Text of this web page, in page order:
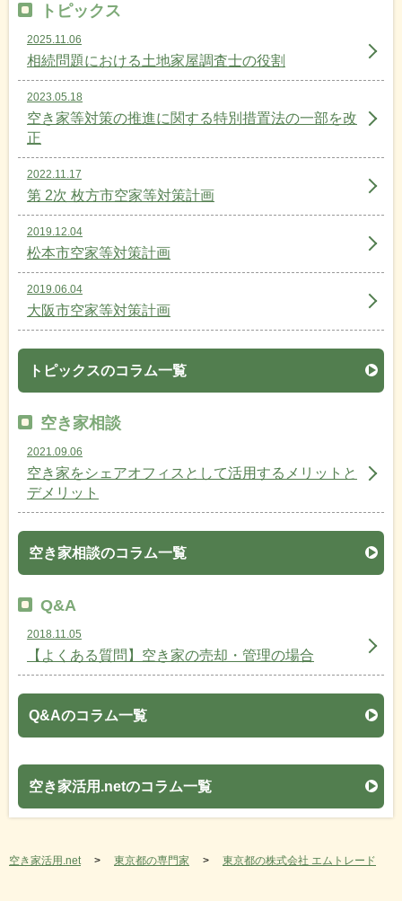
トピックス
2025.11.06
相続問題における土地家屋調査士の役割
2023.05.18
空き家等対策の推進に関する特別措置法の一部を改
正
2022.11.17
第 2次 枚方市空家等対策計画
2019.12.04
松本市空家等対策計画
2019.06.04
大阪市空家等対策計画
トピックスのコラム一覧
空き家相談
2021.09.06
空き家をシェアオフィスとして活用するメリットと
デメリット
空き家相談のコラム一覧
Q&A
2018.11.05
【よくある質問】空き家の売却・管理の場合
Q&Aのコラム一覧
空き家活用.netのコラム一覧
空き家活用.net 東京都の専門家 東京都の株式会社 エムトレード